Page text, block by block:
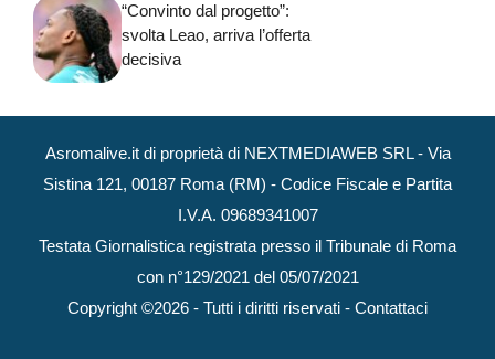
“Convinto dal progetto”:
svolta Leao, arriva l’offerta
decisiva
Asromalive.it di proprietà di NEXTMEDIAWEB SRL - Via
Sistina 121, 00187 Roma (RM) - Codice Fiscale e Partita
I.V.A. 09689341007
Testata Giornalistica registrata presso il Tribunale di Roma
con n°129/2021 del 05/07/2021
Copyright ©2026 - Tutti i diritti riservati - Contattaci